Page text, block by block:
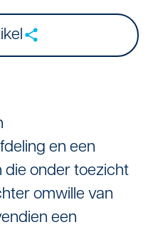
en een
die onder toezicht
omwille van
een